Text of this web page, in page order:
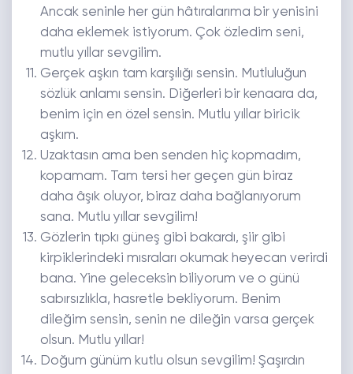
Ancak seninle her gün hâtıralarıma bir yenisini
daha eklemek istiyorum. Çok özledim seni,
mutlu yıllar sevgilim.
Gerçek aşkın tam karşılığı sensin. Mutluluğun
sözlük anlamı sensin. Diğerleri bir kenaara da,
benim için en özel sensin. Mutlu yıllar biricik
aşkım.
Uzaktasın ama ben senden hiç kopmadım,
kopamam. Tam tersi her geçen gün biraz
daha âşık oluyor, biraz daha bağlanıyorum
sana. Mutlu yıllar sevgilim!
Gözlerin tıpkı güneş gibi bakardı, şiir gibi
kirpiklerindeki mısraları okumak heyecan verirdi
bana. Yine geleceksin biliyorum ve o günü
sabırsızlıkla, hasretle bekliyorum. Benim
dileğim sensin, senin ne dileğin varsa gerçek
olsun. Mutlu yıllar!
Doğum günüm kutlu olsun sevgilim! Şaşırdın